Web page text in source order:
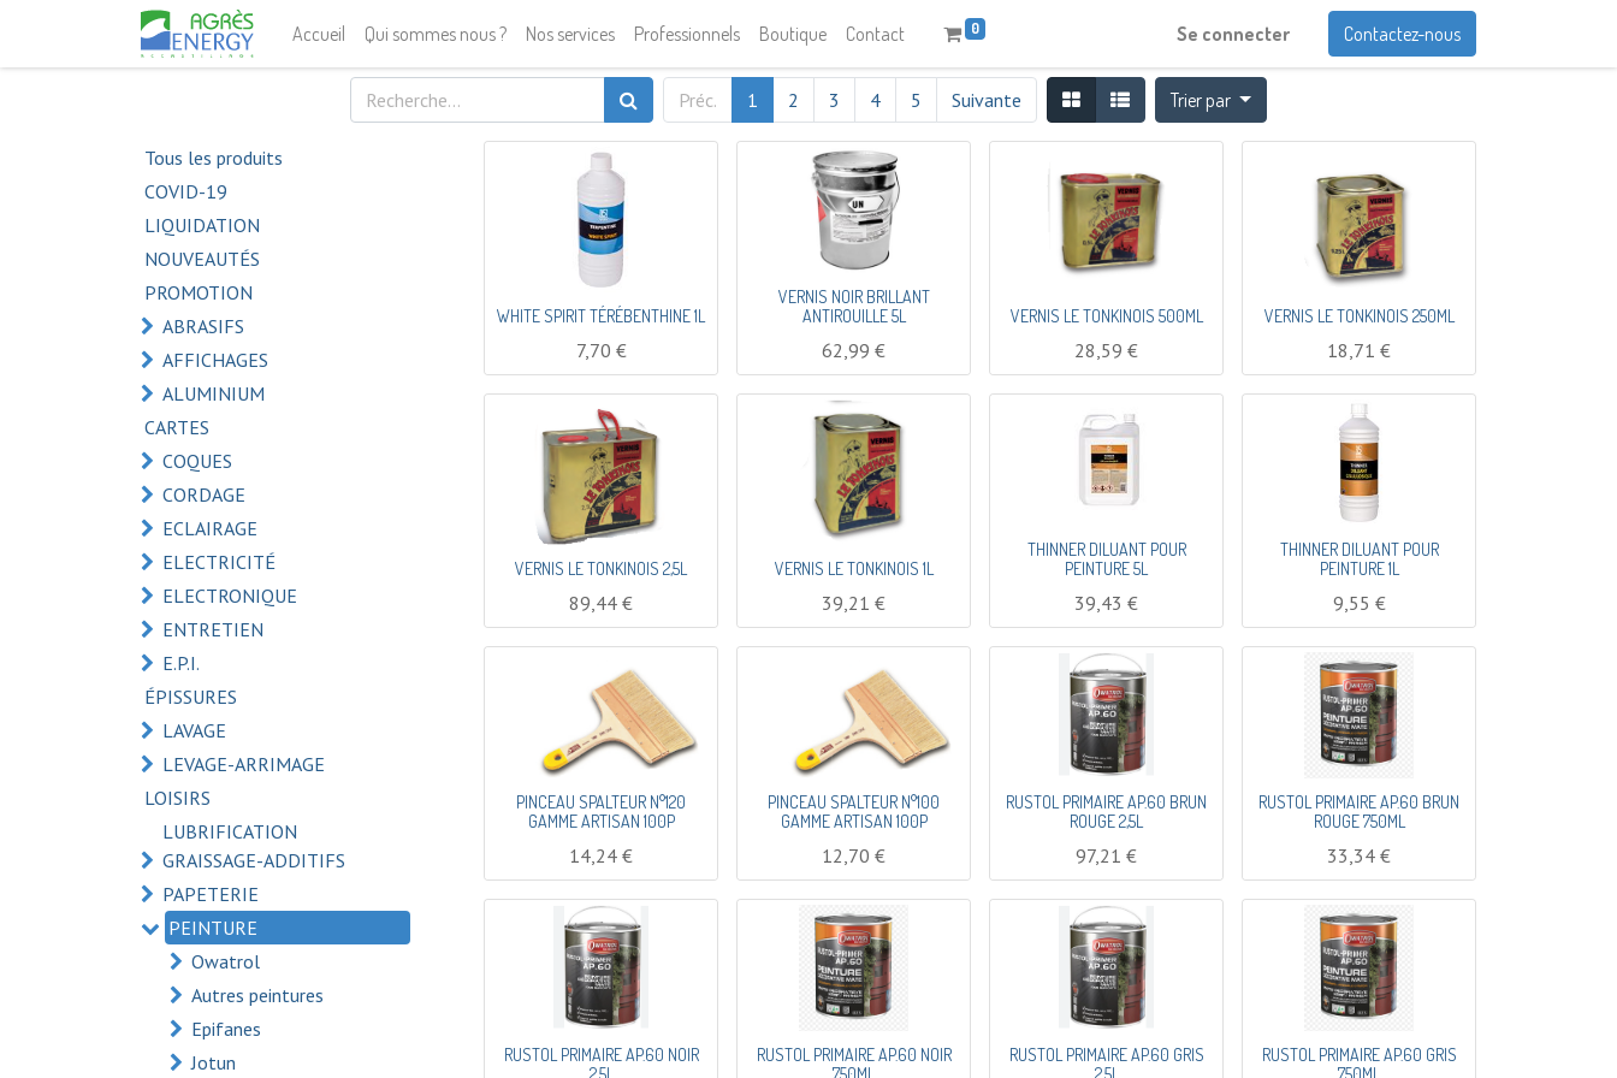
Accueil Qui sommes nous ? Nos services Professionnels Boutique Contact 0 Se connecter Contactez-nous
Préc. 1 2 3 4 5 Suivante Trier par
Tous les produits
COVID-19
LIQUIDATION
NOUVEAUTÉS
PROMOTION
ABRASIFS
AFFICHAGES
ALUMINIUM
CARTES
COQUES
CORDAGE
ECLAIRAGE
ELECTRICITÉ
ELECTRONIQUE
ENTRETIEN
E.P.I.
ÉPISSURES
LAVAGE
LEVAGE-ARRIMAGE
LOISIRS
LUBRIFICATION
GRAISSAGE-ADDITIFS
PAPETERIE
PEINTURE
Owatrol
Autres peintures
Epifanes
Jotun
WHITE SPIRIT TÉRÉBENTHINE 1L
7,70 €
VERNIS NOIR BRILLANT
ANTIROUILLE 5L
62,99 €
VERNIS LE TONKINOIS 500ML
28,59 €
VERNIS LE TONKINOIS 250ML
18,71 €
VERNIS LE TONKINOIS 2,5L
89,44 €
VERNIS LE TONKINOIS 1L
39,21 €
THINNER DILUANT POUR
PEINTURE 5L
39,43 €
THINNER DILUANT POUR
PEINTURE 1L
9,55 €
PINCEAU SPALTEUR N°120
GAMME ARTISAN 100P
14,24 €
PINCEAU SPALTEUR N°100
GAMME ARTISAN 100P
12,70 €
RUSTOL PRIMAIRE AP.60 BRUN
ROUGE 2,5L
97,21 €
RUSTOL PRIMAIRE AP.60 BRUN
ROUGE 750ML
33,34 €
RUSTOL PRIMAIRE AP.60 NOIR
2,5L
RUSTOL PRIMAIRE AP.60 NOIR
750ML
RUSTOL PRIMAIRE AP.60 GRIS
2,5L
RUSTOL PRIMAIRE AP.60 GRIS
750ML